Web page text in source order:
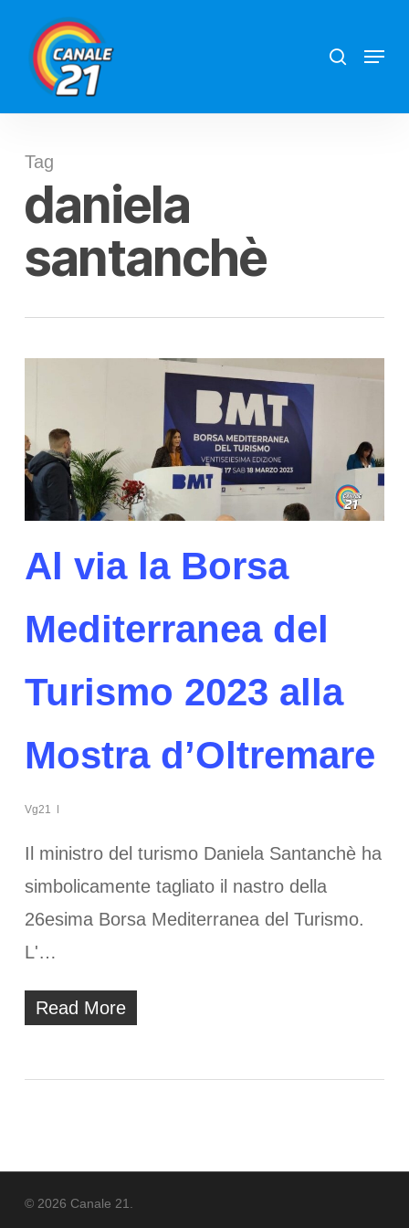
main
content
Menu
Tag
daniela
santanchè
Al via la Borsa
Mediterranea del
Turismo 2023 alla
Mostra d’Oltremare
Vg21
Il ministro del turismo Daniela Santanchè ha
simbolicamente tagliato il nastro della
26esima Borsa Mediterranea del Turismo.
L'…
Read More
© 2026 Canale 21.